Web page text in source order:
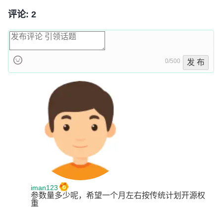
评论: 2
0/500 发 布
iman123
参数量多少呢，希望一个月左右按传统计划开源权
重